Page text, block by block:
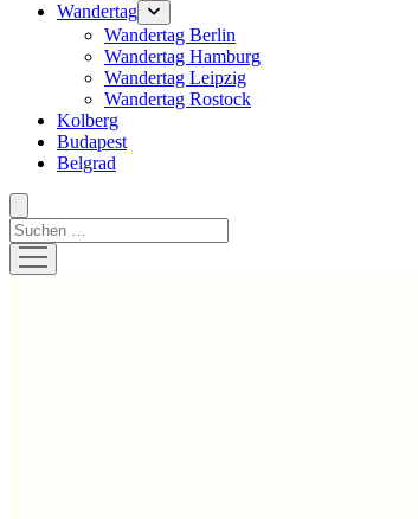
Wandertag Menü
öffnen
Wandertag Berlin
Wandertag Hamburg
Wandertag Leipzig
Wandertag Rostock
Kolberg
Budapest
Belgrad
Suchen
Menü
öffnen